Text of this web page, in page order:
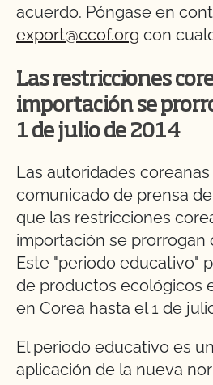
acuerdo. Póngase en
export@ccof.org con
Las restricciones
importación se
1 de julio de 2014
Las autoridades
comunicado de prensa
que las restricciones
importación se prorrogan
Este "periodo educativo"
de productos ecológicos
en Corea hasta el 1 de
El periodo educativo es
aplicación de la nueva